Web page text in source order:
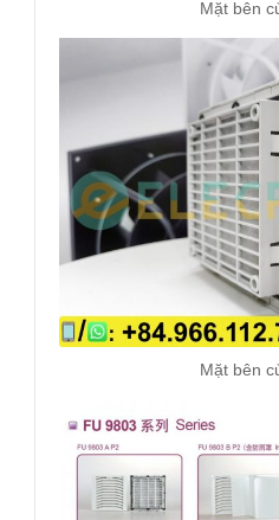
Mặt bên
Mặt bên